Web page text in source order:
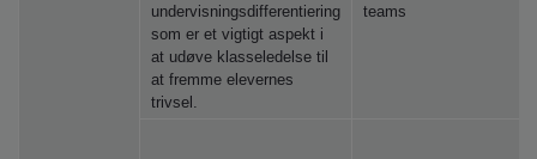
undervisningsdifferentiering
som er et vigtigt aspekt i
at udøve klasseledelse til
at fremme elevernes
trivsel.
teams